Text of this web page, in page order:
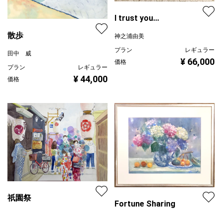
散歩
田中 威
プラン
レギュラー
価格
¥ 44,000
I trust you...
神之浦由美
プラン
レギュラー
価格
¥ 66,000
祇園祭
Fortune Sharing